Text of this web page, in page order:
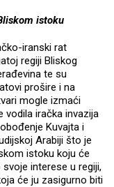
istoku
iranski rat
regiji Bliskog
te su
prošire i na
mogle izmaći
vodila iračka invazija
Kuvajta i
Arabiji što je
istoku koju će
interese u regiji,
će ju zasigurno biti